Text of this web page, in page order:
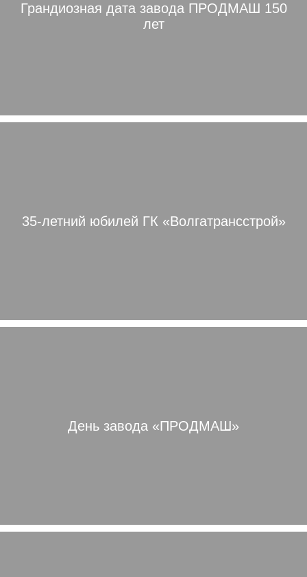
Грандиозная дата завода ПРОДМАШ 150
лет
35-летний юбилей ГК «Волгатрансстрой»
День завода «ПРОДМАШ»